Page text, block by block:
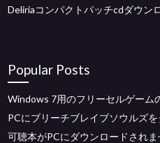
Deliriaコンパクトパッチcdダウン
Popular Posts
Windows 7用のフリーセルゲーム
PCにブリーチブレイブソウルズ
可聴本がPCにダウンロードされま